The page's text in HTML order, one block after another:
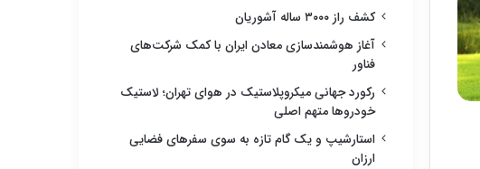
کشف راز ۳۰۰۰ ساله آشوریان
آغاز هوشمندسازی معادن ایران با کمک شرکت‌های
فناور
رکورد جهانی میکروپلاستیک در هوای تهران؛ لاستیک
خودروها متهم اصلی
استارشیپ و یک گام تازه به سوی سفرهای فضایی
ارزان